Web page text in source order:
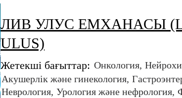
ЛИВ УЛУС ЕМХАНАСЫ
ULUS)
Жетекші бағыттар: Онкология
Акушерлік және гинекология
Неврология Урология және нефрология